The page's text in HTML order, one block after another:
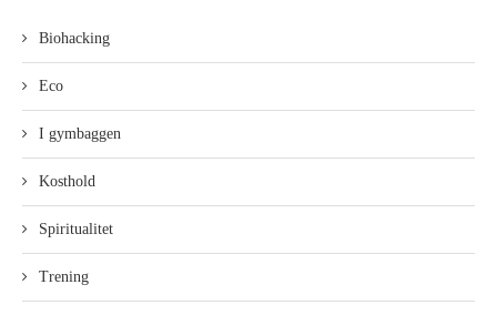
Biohacking
Eco
I gymbaggen
Kosthold
Spiritualitet
Trening